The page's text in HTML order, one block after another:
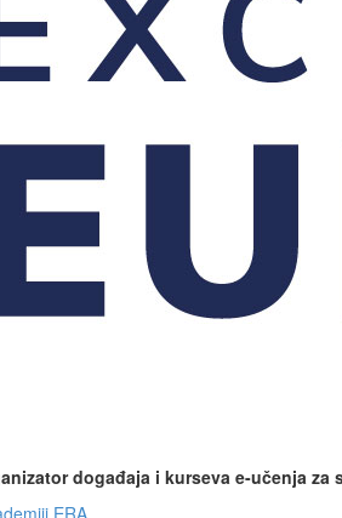
događaja i kurseva e-učenja
ERA